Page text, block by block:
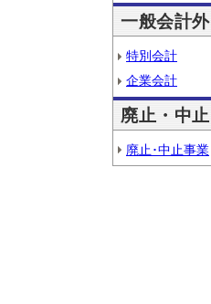
一般会計外
特別会計
企業会計
廃止・中止
廃止･中止事業